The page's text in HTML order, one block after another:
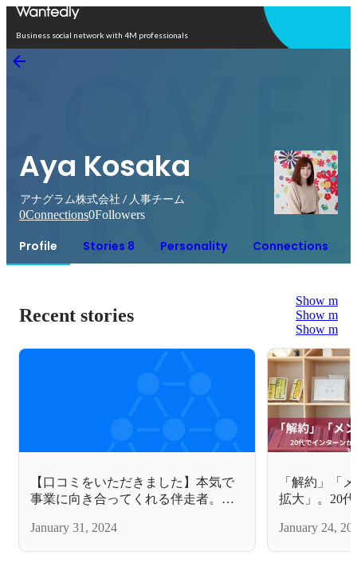
Business social network with 4M professionals
Aya Kosaka
アナグラム株式会社 / 人事チーム
0Connections0Followers
Profile Stories 8 Personality Connections
Recent stories
Show more
Show more
Show more
【口コミをいただきました】本気で
事業に向き合ってくれる伴走者。気
January 31, 2024
「解約」「
拡大」。20
つの経験か
January 24,